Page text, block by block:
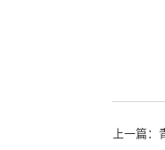
上一篇